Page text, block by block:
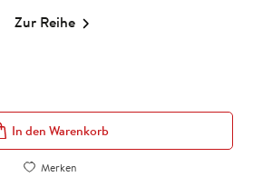
Zur Reihe
In den Warenkorb
Merken